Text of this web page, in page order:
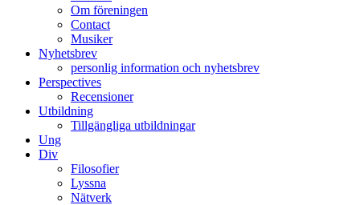
Om föreningen
Contact
Musiker
Nyhetsbrev
personlig information och nyhetsbrev
Perspectives
Recensioner
Utbildning
Tillgängliga utbildningar
Ung
Div
Filosofier
Lyssna
Nätverk